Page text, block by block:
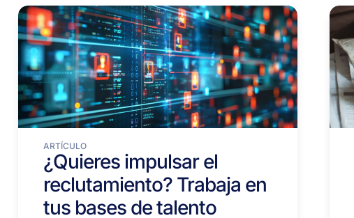
ARTÍCULO
¿Quieres impulsar el
reclutamiento? Trabaja en
tus bases de talento